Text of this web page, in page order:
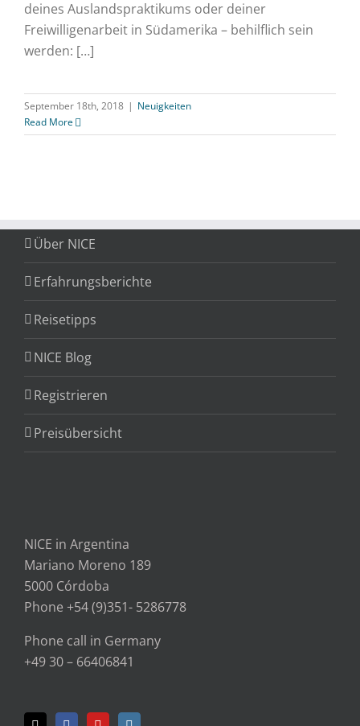
deines Auslandspraktikums oder deiner
Freiwilligenarbeit in Südamerika – behilflich sein
werden: […]
September 18th, 2018 | Neuigkeiten
Read More
Über NICE
Erfahrungsberichte
Reisetipps
NICE Blog
Registrieren
Preisübersicht
NICE in Argentina
Mariano Moreno 189
5000 Córdoba
Phone +54 (9)351- 5286778
Phone call in Germany
+49 30 – 66406841